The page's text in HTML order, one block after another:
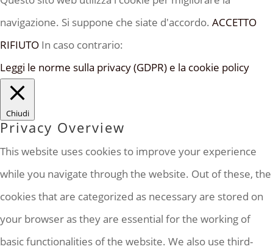
navigazione. Si suppone che siate d'accordo. ACCETTO
RIFIUTO In caso contrario:
Leggi le norme sulla privacy (GDPR) e la cookie policy
Chiudi
Privacy Overview
This website uses cookies to improve your experience
while you navigate through the website. Out of these, the
cookies that are categorized as necessary are stored on
your browser as they are essential for the working of
basic functionalities of the website. We also use third-